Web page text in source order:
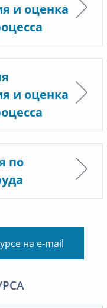
и оценка
и оценка
по
на e-mail